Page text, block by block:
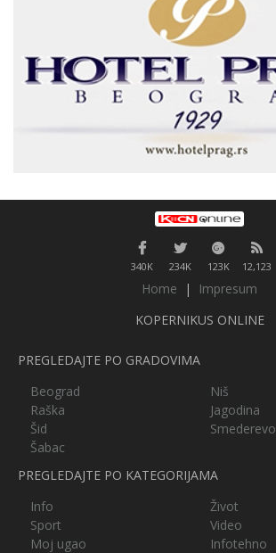
340K 234K 123K 12,123
Home |
Impresum
KOPERNIKUS ONLINE
PREGLEDAJTE PO GRADOVIMA
Beograd
Niš
Raška
Jagodina
Šid
Smederevo
Šabac
PREGLEDAJTE PO KATEGORIJAMA
Info
Život
Sport
Video
Moj ugao
Infotehno